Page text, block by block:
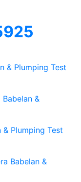
& Plumping Test
&
& Plumping Test
Babelan &